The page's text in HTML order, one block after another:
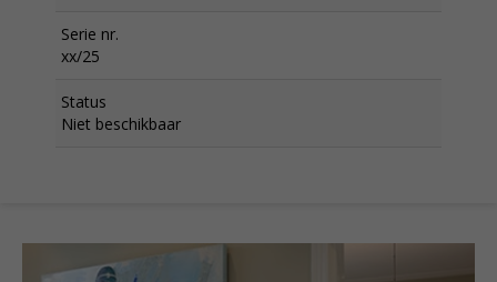
Serie nr.
xx/25
Status
Niet beschikbaar